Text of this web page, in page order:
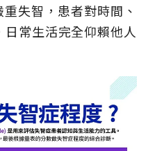
失智，患者對時間、
常生活完全仰賴他人